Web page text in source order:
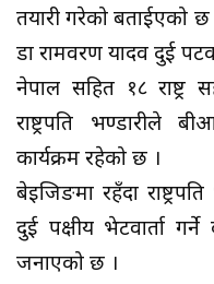
तयारी गरेको बताईएको छ
डा रामवरण यादव दुई
नेपाल सहित १८ राष्ट्र
राष्ट्रपति भण्डारीले
कार्यक्रम रहेको छ ।
बेइजिङमा रहँदा
दुई पक्षीय भेटवार्ता गर्ने
जनाएको छ ।